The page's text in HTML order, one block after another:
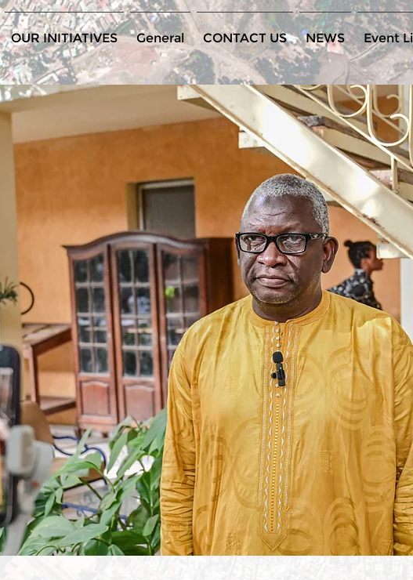
OUR INITIATIVES General CONTACT US NEWS Event